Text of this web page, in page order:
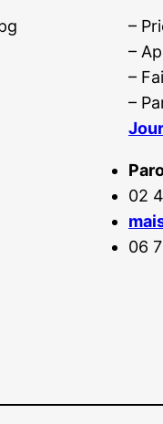
–
–
–
–
02
06